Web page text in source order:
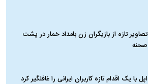
تصاویر تازه از بازیگران زن بامداد خمار در پشت
صحنه
اپل با یک اقدام تازه کاربران ایرانی را غافلگیر کرد